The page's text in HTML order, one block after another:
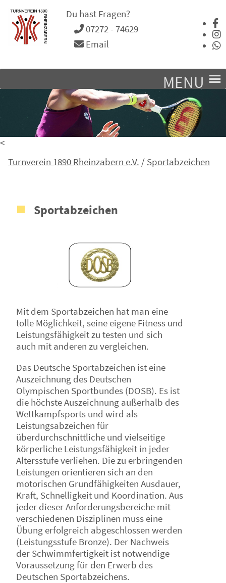
Du hast Fragen?
07272 - 74629
Email
MENU
<
Turnverein 1890 Rheinzabern e.V. / Sportabzeichen
Sportabzeichen
Mit dem Sportabzeichen hat man eine
tolle Möglichkeit, seine eigene Fitness und
Leistungsfähigkeit zu testen und sich
auch mit anderen zu vergleichen.
Das Deutsche Sportabzeichen ist eine
Auszeichnung des Deutschen
Olympischen Sportbundes (DOSB). Es ist
die höchste Auszeichnung außerhalb des
Wettkampfsports und wird als
Leistungsabzeichen für
überdurchschnittliche und vielseitige
körperliche Leistungsfähigkeit in jeder
Altersstufe verliehen. Die zu erbringenden
Leistungen orientieren sich an den
motorischen Grundfähigkeiten Ausdauer,
Kraft, Schnelligkeit und Koordination. Aus
jeder dieser Anforderungsbereiche mit
verschiedenen Disziplinen muss eine
Übung erfolgreich abgeschlossen werden
(Leistungsstufe Bronze). Der Nachweis
der Schwimmfertigkeit ist notwendige
Voraussetzung für den Erwerb des
Deutschen Sportabzeichens.